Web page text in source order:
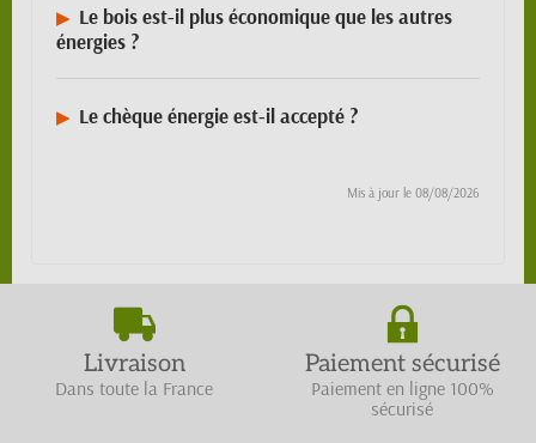
Le bois est-il plus économique que les autres
énergies ?
Le chèque énergie est-il accepté ?
Mis à jour le 08/08/2026
Livraison
Dans toute la France
Paiement sécurisé
Paiement en ligne 100%
sécurisé